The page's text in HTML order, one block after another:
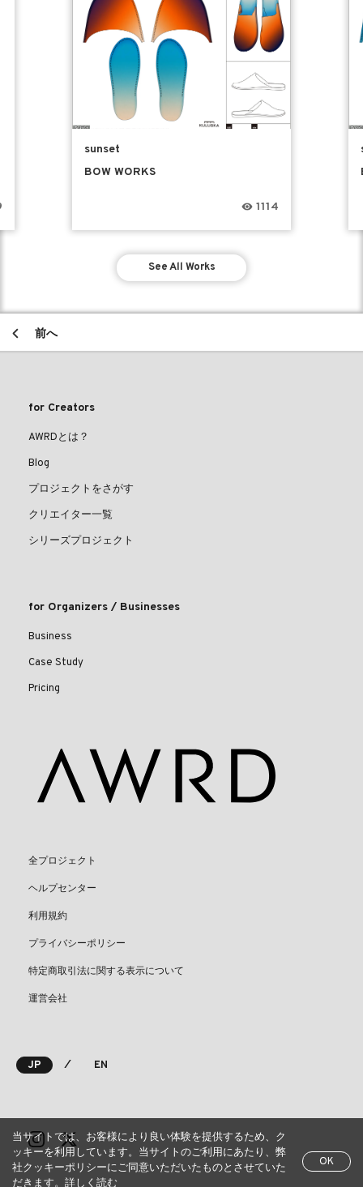
sunset
BOW WORKS
1114
See All Works
前へ
for Creators
AWRDとは？
Blog
プロジェクトをさがす
クリエイター一覧
シリーズプロジェクト
for Organizers / Businesses
Business
Case Study
Pricing
全プロジェクト
ヘルプセンター
利用規約
プライバシーポリシー
特定商取引法に関する表示について
運営会社
JP ⁄ EN
当サイトでは、お客様により良い体験を提供するため、ク
ッキーを利用しています。当サイトのご利用にあたり、弊
社クッキーポリシーにご同意いただいたものとさせていた
だきます。 詳しく読む
OK